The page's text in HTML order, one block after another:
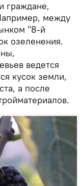
граждане,
между
"8-й
озеленения.
ведется
кусок земли,
а после